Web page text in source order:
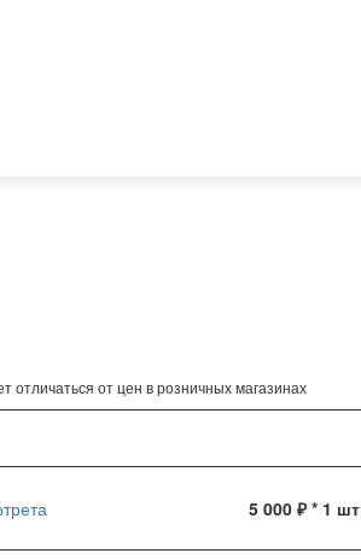
отличаться от цен в розничных магазинах
5 000 ₽ * 1 шт